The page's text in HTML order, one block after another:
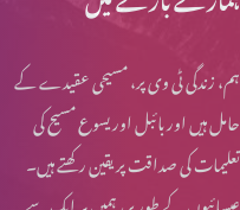
ہم، زندگی ٹی وی پر، مسیحی عقیدے کے
حامل ہیں اور بائبل اور یسوع مسیح کی
تعلیمات کی صداقت پر یقین رکھتے ہیں۔